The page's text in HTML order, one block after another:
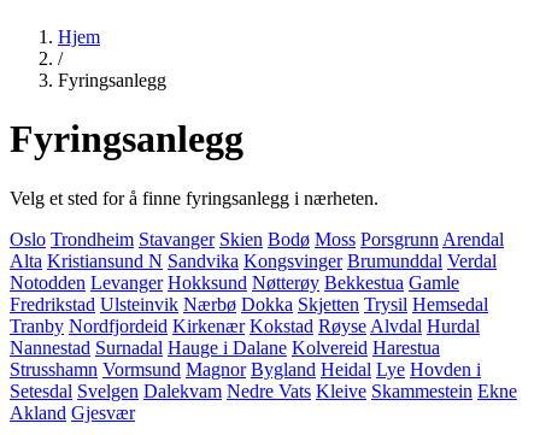
Hjem
/
Fyringsanlegg
Fyringsanlegg
Velg et sted for å finne fyringsanlegg i nærheten.
Oslo Trondheim Stavanger Skien Bodø Moss Porsgrunn Arendal
Alta Kristiansund N Sandvika Kongsvinger Brumunddal Verdal
Notodden Levanger Hokksund Nøtterøy Bekkestua Gamle
Fredrikstad Ulsteinvik Nærbø Dokka Skjetten Trysil Hemsedal
Tranby Nordfjordeid Kirkenær Kokstad Røyse Alvdal Hurdal
Nannestad Surnadal Hauge i Dalane Kolvereid Harestua
Strusshamn Vormsund Magnor Bygland Heidal Lye Hovden i
Setesdal Svelgen Dalekvam Nedre Vats Kleive Skammestein Ekne
Akland Gjesvær